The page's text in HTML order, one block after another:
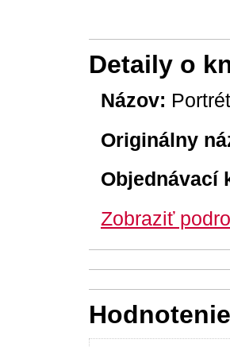
Detaily o
Názov:
Originálny
Objednávací
Zobraziť